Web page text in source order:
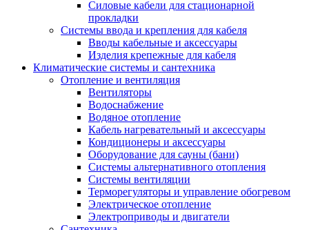
Силовые кабели для стационарной
прокладки
Системы ввода и крепления для кабеля
Вводы кабельные и аксессуары
Изделия крепежные для кабеля
Климатические системы и сантехника
Отопление и вентиляция
Вентиляторы
Водоснабжение
Водяное отопление
Кабель нагревательный и аксессуары
Кондиционеры и аксессуары
Оборудование для сауны (бани)
Системы альтернативного отопления
Системы вентиляции
Терморегуляторы и управление обогревом
Электрическое отопление
Электроприводы и двигатели